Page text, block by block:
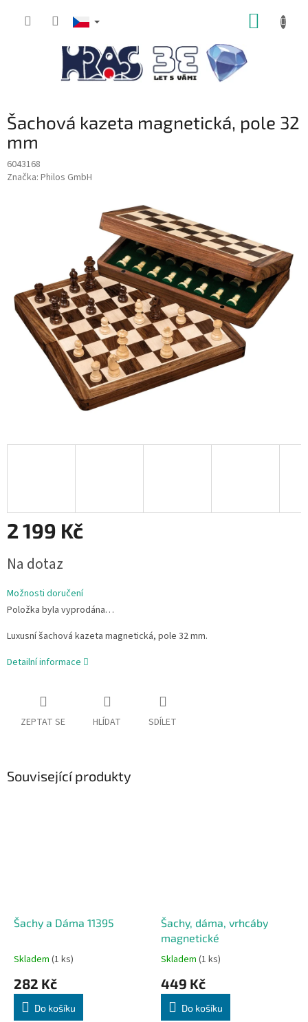
Šachová kazeta magnetická, pole 32
mm
6043168
Značka: Philos GmbH
2 199 Kč
cena:
Na dotaz
Možnosti doručení
Položka byla vyprodána…
Luxusní šachová kazeta magnetická, pole 32 mm.
Detailní informace
ZEPTAT SE HLÍDAT SDÍLET
Související produkty
Šachy a Dáma 11395
Skladem (1 ks)
282 Kč
Do košíku
Šachy, dáma, vrhcáby
magnetické
Skladem (1 ks)
449 Kč
Do košíku